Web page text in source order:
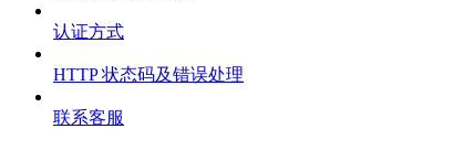
认证方式
HTTP 状态码及错误处理
联系客服